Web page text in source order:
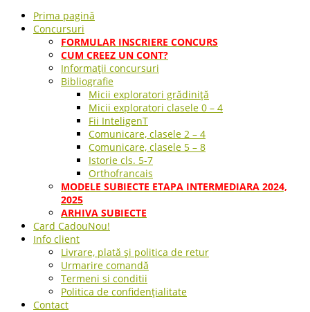
Prima pagină
Concursuri
FORMULAR INSCRIERE CONCURS
CUM CREEZ UN CONT?
Informații concursuri
Bibliografie
Micii exploratori grădiniță
Micii exploratori clasele 0 – 4
Fii InteligenT
Comunicare, clasele 2 – 4
Comunicare, clasele 5 – 8
Istorie cls. 5-7
Orthofrancais
MODELE SUBIECTE ETAPA INTERMEDIARA 2024,
2025
ARHIVA SUBIECTE
Card CadouNou!
Info client
Livrare, plată și politica de retur
Urmarire comandă
Termeni si conditii
Politica de confidențialitate
Contact